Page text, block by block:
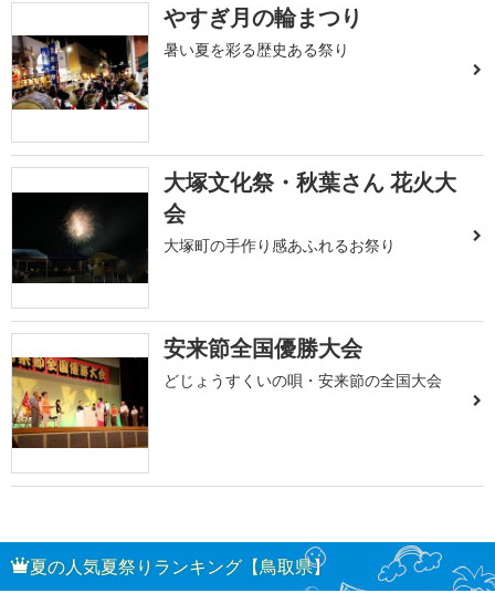
やすぎ月の輪まつり
暑い夏を彩る歴史ある祭り
大塚文化祭・秋葉さん 花火大
会
大塚町の手作り感あふれるお祭り
安来節全国優勝大会
どじょうすくいの唄・安来節の全国大会
夏の人気夏祭りランキング【鳥取県】